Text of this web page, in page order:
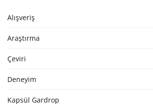
Alışveriş
Araştırma
Çeviri
Deneyim
Kapsül Gardrop